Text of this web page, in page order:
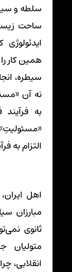
سلطه و
ساحت
همین کار
سیطره،
نه آن
به
«مسئولیتِ»
التزام به
اهل
مبارزان
ثانوی
متولیان